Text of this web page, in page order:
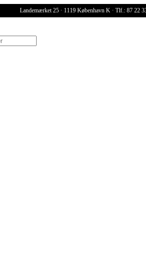
Landemærket 25 · 1119 København K · Tlf.: 87 22